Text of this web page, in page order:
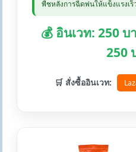
พืชหลังการฉีดพ่นให้แข็งแรงเ
💰 อินเวท: 250
250
🛒 สั่งซื้ออินเวท: